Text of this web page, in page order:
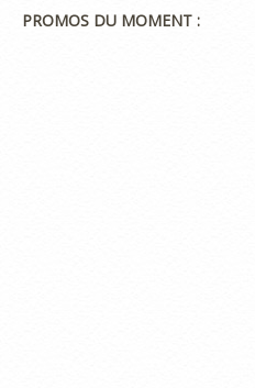
PROMOS DU MOMENT :